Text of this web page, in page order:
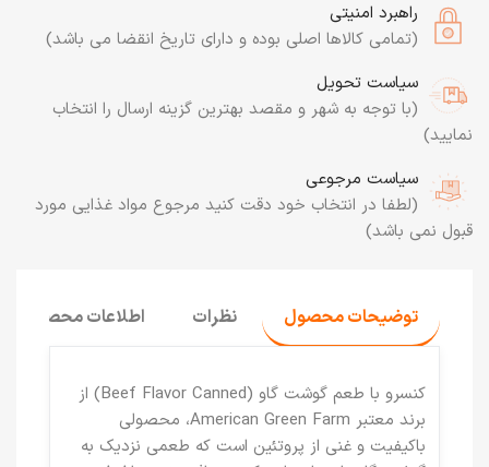
راهبرد امنیتی
(تمامی کالاها اصلی بوده و دارای تاریخ انقضا می باشد)
سیاست تحویل
(با توجه به شهر و مقصد بهترین گزینه ارسال را انتخاب
نمایید)
سیاست مرجوعی
(لطفا در انتخاب خود دقت کنید مرجوع مواد غذایی مورد
قبول نمی باشد)
توضیحات محصول نظرات اطلاعات محصول
کنسرو با طعم گوشت گاو (Beef Flavor Canned)
از
برند معتبر American Green Farm، محصولی
باکیفیت و غنی از پروتئین است که طعمی نزدیک به